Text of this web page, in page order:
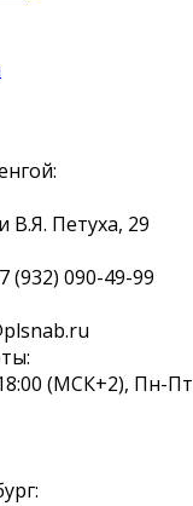
В.Я. Петуха, 29
(932) 090-49-99
(МСК+2), Пн-Пт